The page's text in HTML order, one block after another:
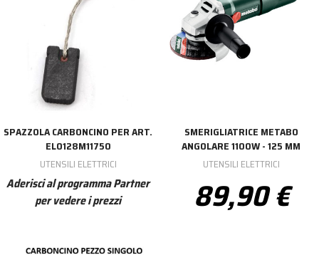
SPAZZOLA CARBONCINO PER ART.
EL0128M11750
UTENSILI ELETTRICI
Aderisci al programma Partner
per vedere i prezzi
SMERIGLIATRICE METABO
ANGOLARE 1100W - 125 MM
UTENSILI ELETTRICI
89,90 €